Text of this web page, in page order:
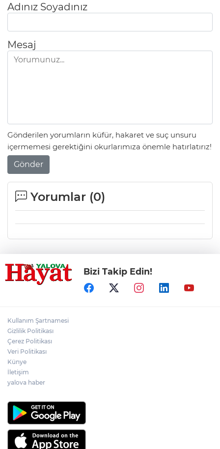
Adınız Soyadınız
Mesaj
Gönderilen yorumların küfür, hakaret ve suç unsuru
içermemesi gerektiğini okurlarımıza önemle hatırlatırız!
Gönder
Yorumlar (0)
Bizi Takip Edin!
Kullanım Şartnamesi
Gizlilik Politikası
Çerez Politikası
Veri Politikası
Künye
İletişim
yalova haber